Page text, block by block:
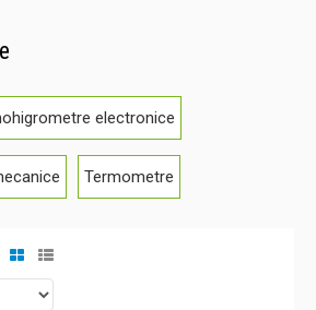
electronice
Termometre